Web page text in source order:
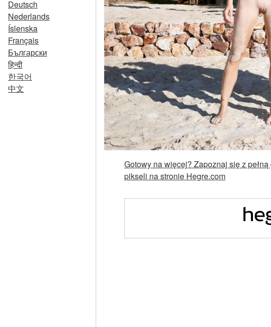
Deutsch
Nederlands
Íslenska
Français
Български
हिन्दी
한국어
中文
Gotowy na więcej? Zapoznaj się z
pikseli na stronie Hegre.com